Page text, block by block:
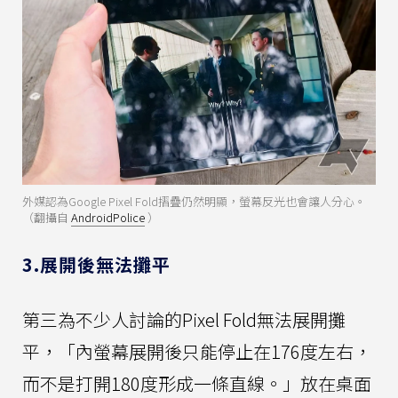
外媒認為Google Pixel Fold摺疊仍然明顯，螢幕反光也會讓人分心。
（翻攝自 AndroidPolice ）
3.展開後無法攤平
第三為不少人討論的Pixel Fold無法展開攤
平，「內螢幕展開後只能停止在176度左右，
而不是打開180度形成一條直線。」放在桌面